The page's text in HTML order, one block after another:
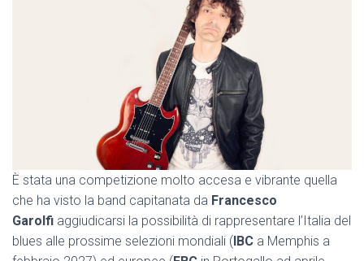
È stata una competizione molto accesa e vibrante quella
che ha visto la band capitanata da Francesco
Garolfi aggiudicarsi la possibilità di rappresentare l’Italia del
blues alle prossime selezioni mondiali ( IBC a Memphis a